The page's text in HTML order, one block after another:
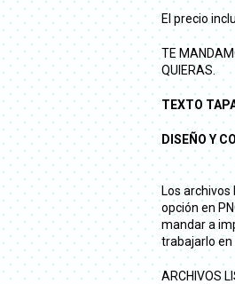
El precio
TE
QUIERAS.
TEXTO
DISEÑO Y
Los
opción en
mandar a
trabajarlo en
ARCHIVOS